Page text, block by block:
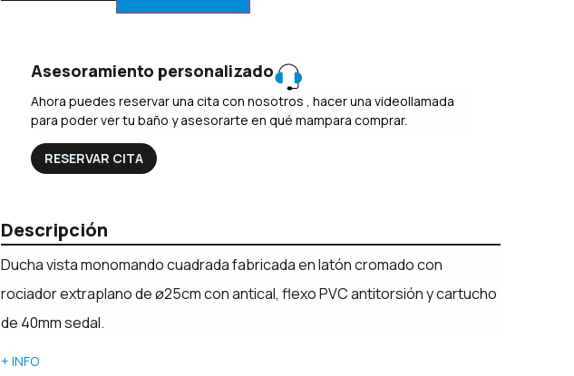
Asesoramiento personalizado
Ahora puedes reservar una cita con nosotros , hacer una videollamada
para poder ver tu baño y asesorarte en qué mampara comprar.
RESERVAR CITA
Descripción
Ducha vista monomando cuadrada fabricada en latón cromado con
rociador extraplano de ø25cm con antical, flexo PVC antitorsión y cartucho
de 40mm sedal.
+ INFO